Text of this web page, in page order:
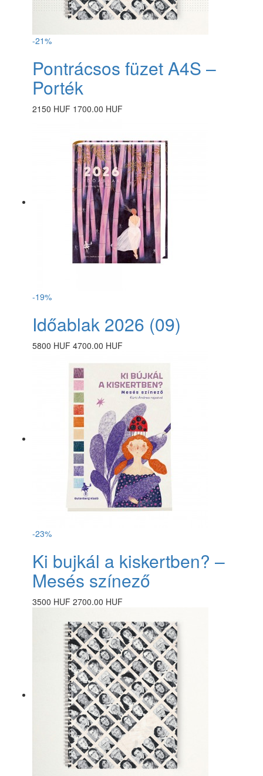
-21%
Pontrácsos füzet A4S –
Porték
2150 HUF 1700.00 HUF
-19%
Időablak 2026 (09)
5800 HUF 4700.00 HUF
-23%
Ki bujkál a kiskertben? –
Mesés színező
3500 HUF 2700.00 HUF